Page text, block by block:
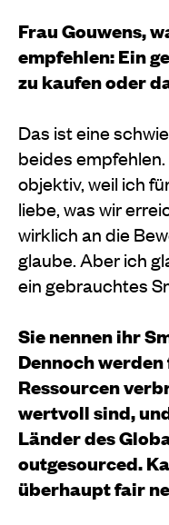
Frau Gouwens,
empfehlen: Ein
zu kaufen oder
Das ist eine
beides
objektiv, weil ich
liebe, was wir
wirklich an die
glaube. Aber ich
ein gebrauchtes
Sie nennen ihr
Dennoch
Ressourcen
wertvoll sind,
Länder des
outgesourced.
überhaupt fair